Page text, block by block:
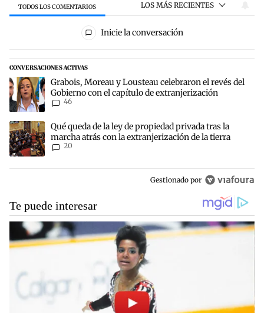
TODOS LOS COMENTARIOS LOS MÁS RECIENTES
Todos los comentarios
Inicie la conversación
CONVERSACIONES ACTIVAS
Este listado muestra los artículos con más comentarios en los
Un artículo de tendencia con el título "Grabois, Moreau y
Grabois, Moreau y Lousteau celebraron el revés del
Gobierno con el capítulo de extranjerización
46
Un artículo de tendencia con el título "Qué queda de la ley de
Qué queda de la ley de propiedad privada tras la
marcha atrás con la extranjerización de la tierra
20
Gestionado por